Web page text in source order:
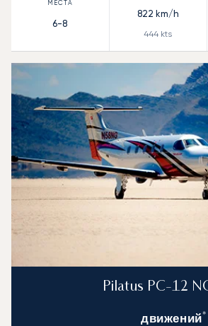
6-8
822 km/h
444 kts
Pilatus PC-12
движений *